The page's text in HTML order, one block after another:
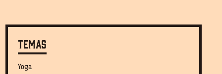
Temas
Yoga